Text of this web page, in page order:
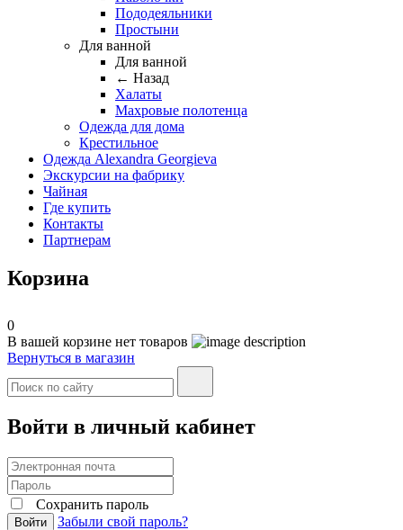
Пододеяльники
Простыни
Для ванной
Для ванной
← Назад
Халаты
Махровые полотенца
Одежда для дома
Крестильное
Одежда Alexandra Georgieva
Экскурсии на фабрику
Чайная
Где купить
Контакты
Партнерам
Корзина
0
В вашей корзине нет товаров
Вернуться в магазин
Войти в личный кабинет
Сохранить пароль
Войти Забыли свой пароль?